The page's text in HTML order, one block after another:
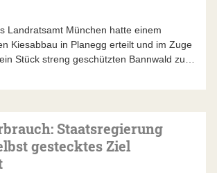
Landratsamt München hatte einem
Kiesabbau in Planegg erteilt und im Zuge
Stück streng geschützten Bannwald zu…
Staatsregierung
gestecktes Ziel